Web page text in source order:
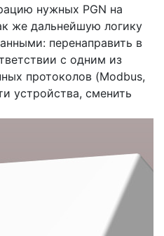
нужных PGN на
же дальнейшую логику
перенаправить в
с одним из
протоколов (Modbus,
устройства, сменить